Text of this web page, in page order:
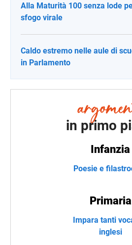
Alla Maturità 100 senza lode
sfogo virale
Caldo estremo nelle aule di
in Parlamento
in primo
Infanzia
Poesie e
Primaria
Impara tanti
inglesi